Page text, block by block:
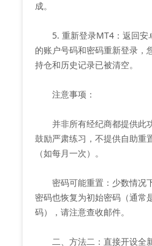
成。
5. 重新登录MT4：返回安
的账户号码和密码重新登录，
持仓和历史记录已被清空。
注意事项：
并非所有经纪商都提供此
鼓励严肃练习，不提供自助重
（如每月一次）。
密码可能重置：少数情况
密码也恢复为初始密码（通常
码），请注意查收邮件。
二、方法二：直接开设全